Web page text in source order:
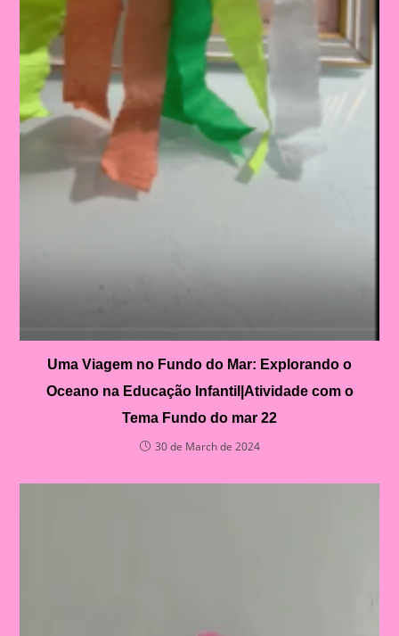
Uma Viagem no Fundo do Mar: Explorando o
Oceano na Educação Infantil|Atividade com o
Tema Fundo do mar 22
30 de March de 2024